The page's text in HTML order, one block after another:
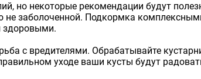
но некоторые рекомендации будут
заболоченной. Подкормка
здоровыми.
с вредителями. Обрабатывайте
уходе ваши кусты будут